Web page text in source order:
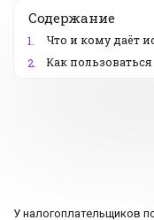
Содержание
1.
Что и кому даёт
2.
Как
У налогоплательщиков